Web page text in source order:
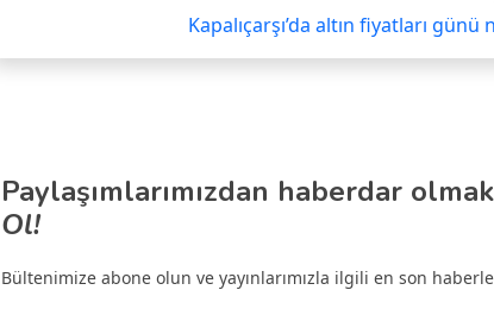
Kapalıçarşı’da altın fiyatları günü
Paylaşımlarımızdan haberdar
Ol!
Bültenimize abone olun ve yayınlarımızla ilgili en son